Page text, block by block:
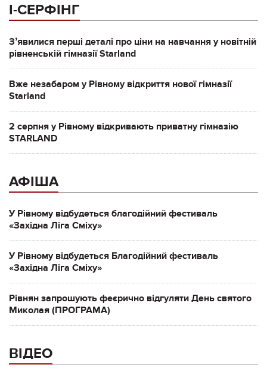
І-СЕРФІНГ
Зʼявилися перші деталі про ціни на навчання у новітній
рівненській гімназії Starland
Вже незабаром у Рівному відкриття нової гімназії
Starland
2 серпня у Рівному відкривають приватну гімназію
STARLAND
АФІША
У Рівному відбудеться благодійний фестиваль
«Західна Ліга Сміху»
У Рівному відбудеться Благодійний фестиваль
«Західна Ліга Сміху»
Рівнян запрошують феєрично відгуляти День святого
Миколая (ПРОГРАМА)
ВІДЕО